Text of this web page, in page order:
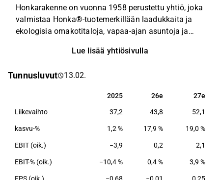
Honkarakenne on vuonna 1958 perustettu yhtiö, joka
valmistaa Honka®-tuotemerkillään laadukkaita ja
ekologisia omakotitaloja, vapaa-ajan asuntoja ja
Yhtiö on toimittanut rakennuksia yli 50 maahan.
päämarkkina-alueita ovat Suomi, Saksa, Ranska ja
Lue lisää yhtiösivulla
Tunnusluvut 13.02.
2025 26e 27e
2025 26e 27e
Liikevaihto 37,2 43,8 52,1
kasvu-% 1,2 % 17,9 % 19,0 %
EBIT (oik.) −3,9 0,2 2,1
EBIT-% (oik.) −10,4 % 0,4 % 3,9 %